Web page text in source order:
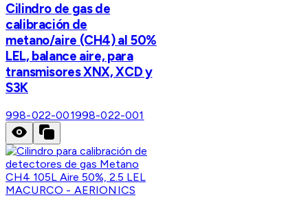
Cilindro de gas de
calibración de
metano/aire (CH4) al 50%
LEL, balance aire, para
transmisores XNX, XCD y
S3K
998-022-001998-022-001
MACURCO - AERIONICS